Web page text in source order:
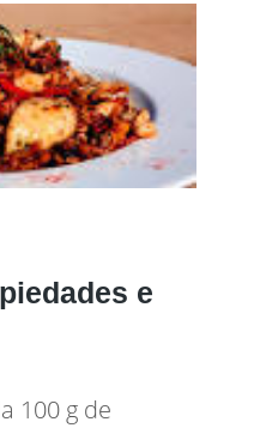
e
100 g de